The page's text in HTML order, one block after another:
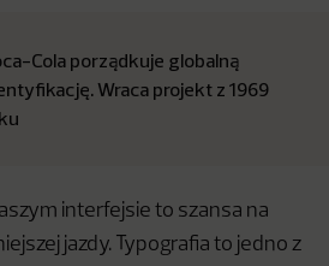
Cola porządkuje globalną
Wraca projekt z 1969
interfejsie to szansa na
jazdy. Typografia to jedno z